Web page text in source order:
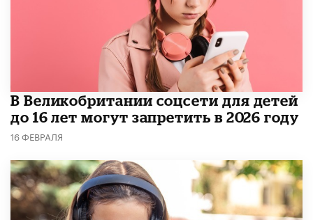
В Великобритании соцсети для детей
до 16 лет могут запретить в 2026 году
16 ФЕВРАЛЯ